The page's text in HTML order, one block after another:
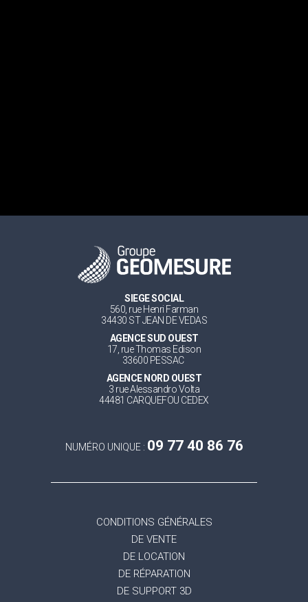
SIEGE SOCIAL
560, rue Henri Farman
34430 ST JEAN DE VEDAS
AGENCE SUD OUEST
17, rue Thomas Edison
33600 PESSAC
AGENCE NORD OUEST
3 rue Alessandro Volta
44481 CARQUEFOU CEDEX
NUMÉRO UNIQUE : 09 77 40 86 76
CONDITIONS GÉNÉRALES
DE VENTE
DE LOCATION
DE RÉPARATION
DE SUPPORT 3D